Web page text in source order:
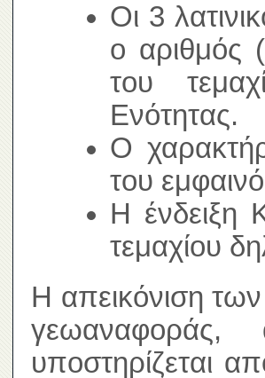
Οι 3
ο αριθμός
του
Ενότητας.
Ο
του
Η ένδειξη
τεμαχίου
Η απεικόνιση
υποστηρίζεται